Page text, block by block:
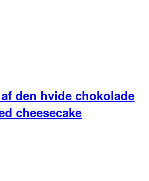
den hvide chokolade
cheesecake